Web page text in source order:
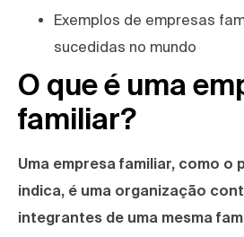
Exemplos de empresas
sucedidas no mundo
O que é uma
familiar?
Uma empresa familiar, como o
indica, é uma organização
integrantes de uma mesma